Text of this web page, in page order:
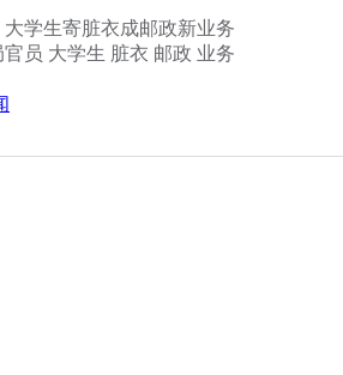
学生寄脏衣成邮政新业务
员 大学生 脏衣 邮政 业务